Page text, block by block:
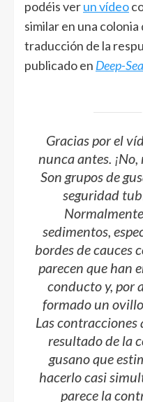
podéis verun vídeo
similar en una colonia
traducción de la
publicado en Deep-
Gracias por el
nunca antes.
Son grupos de
seguridad
sedimentos,
bordes de cauces
parecen que han
conducto y, por
formado un
Las contracciones
resultado de la
gusano que
hacerlo casi
parece la